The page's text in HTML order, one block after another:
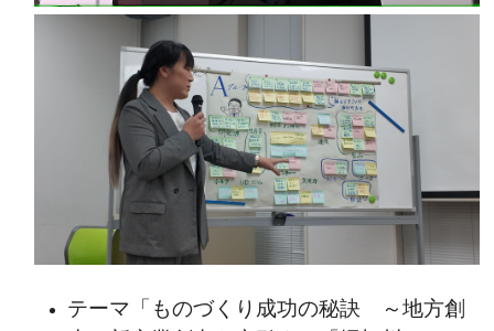
テーマ「 ものづくり成功の秘訣 ～地方創